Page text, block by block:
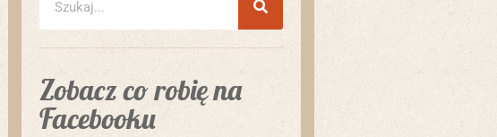
Zobacz co robię na
Facebooku